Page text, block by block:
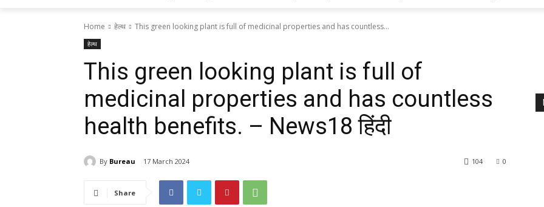
Home हेल्थ This green looking plant is full of medicinal properties and has countless...
हेल्थ
This green looking plant is full of
medicinal properties and has countless
health benefits. – News18 हिंदी
By Bureau 17 March 2024 0
104
Share